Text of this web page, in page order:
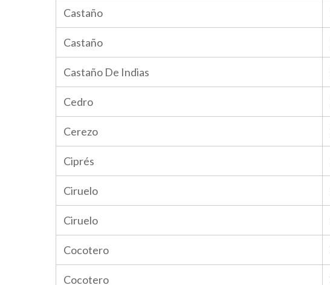
Castaño
Castaño
Castaño De Indias
Cedro
Cerezo
Ciprés
Ciruelo
Ciruelo
Cocotero
Cocotero